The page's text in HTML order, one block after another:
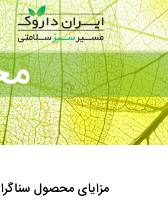
رفتن به محتوای اصلی
مزایای محصول